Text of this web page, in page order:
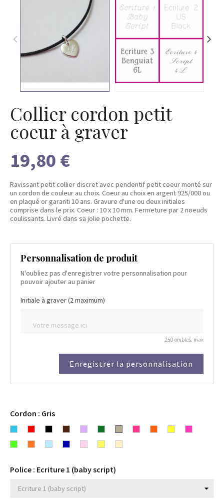
Collier cordon petit
coeur à graver
19,80 €
Ravissant petit collier discret avec pendentif petit coeur monté sur
un cordon de couleur au choix. Coeur au choix en argent 925/000 ou
en plaqué or garanti 10 ans. Gravure d'une ou deux initiales
comprise dans le prix. Coeur : 10 x 10 mm. Fermeture par 2 noeuds
coulissants. Livré dans sa jolie pochette.
Personnalisation de produit
N'oubliez pas d'enregistrer votre personnalisation pour
pouvoir ajouter au panier
Initiale à graver (2 maximum)
250 ombles. max
Enregistrer la personnalisation
Cordon : Gris
Bleu
turquoise
RougeNoir ChocolatLavande
Vert Gris
Rose
OrangeFluo
Fluo
Fluo
Fluo
Bleu
Bleu
Rose
JauneBeige
Police : Ecriture 1 (baby script)